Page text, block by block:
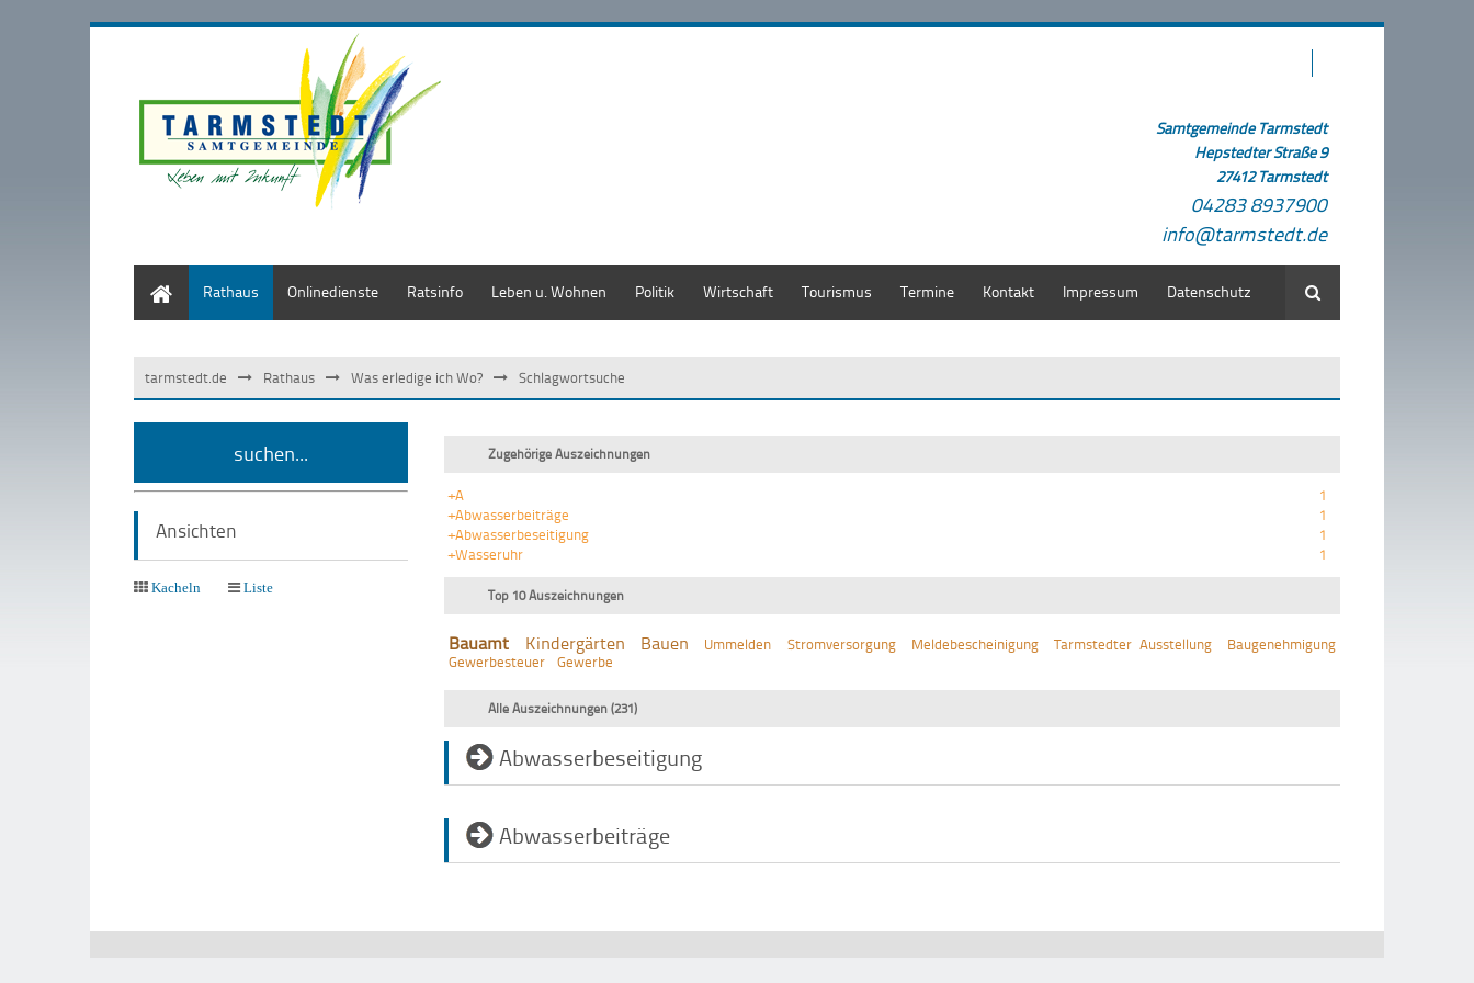
Samtgemeinde Tarmstedt
Hepstedter Straße 9
27412 Tarmstedt
04283 8937900
info@tarmstedt.de
Rathaus Onlinedienste Ratsinfo Leben u. Wohnen Politik Wirtschaft Tourismus Termine Kontakt Impressum Datenschutz Suche
tarmstedt.de Rathaus Was erledige ich Wo? Schlagwortsuche
suchen...
Ansichten
Kacheln Liste
Zugehörige Auszeichnungen
+A
1
+Abwasserbeiträge
1
+Abwasserbeseitigung
1
+Wasseruhr
1
Top 10 Auszeichnungen
Bauamt Kindergärten Bauen Ummelden Stromversorgung Meldebescheinigung Tarmstedter Ausstellung
Baugenehmigung
Gewerbesteuer
Gewerbe
Alle Auszeichnungen (231)
Abwasserbeseitigung
Abwasserbeiträge